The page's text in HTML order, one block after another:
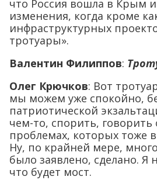
что Россия вошла в Крым
изменения, когда кроме
инфраструктурных
тротуары».
Валентин Филиппов:
Олег Крючков: Вот
мы можем уже спокойно,
патриотической
чем-то, спорить, говорить
проблемах, которых тоже
Ну, по крайней мере,
было заявлено, сделано. Я
что будет мост.